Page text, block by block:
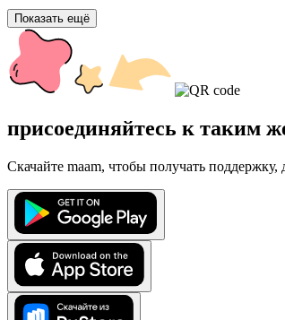
Показать ещё
присоединяйтесь к таким
Скачайте maam, чтобы получать